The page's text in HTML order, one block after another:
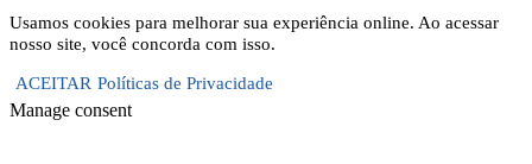
Usamos cookies para melhorar sua experiência online. Ao acessar
nosso site, você concorda com isso.
ACEITAR Políticas de Privacidade
Manage consent